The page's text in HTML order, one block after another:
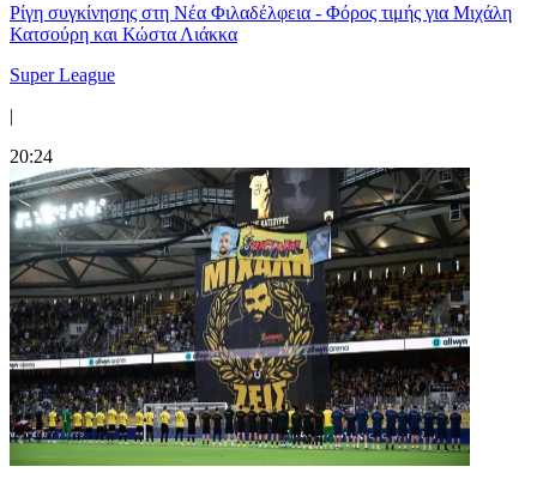
Ρίγη συγκίνησης στη Νέα Φιλαδέλφεια - Φόρος τιμής για Μιχάλη
Κατσούρη και Κώστα Λιάκκα
Super League
|
20:24